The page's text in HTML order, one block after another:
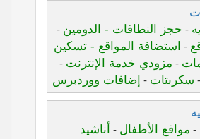
- حجز النطاقات - الدومين -
- استضافة المواقع - تسكين
- مزودي خدمة الإنترنت -
- سكربتات - إضافات ووردبرس
- مواقع الأطفال - أناشيد